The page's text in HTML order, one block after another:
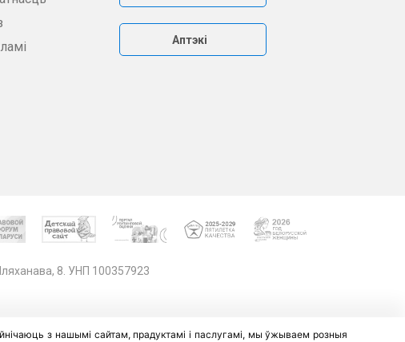
Аптэкі
8. УНП 100357923
з нашымі сайтам, прадуктамі і паслугамі, мы ўжываем розныя